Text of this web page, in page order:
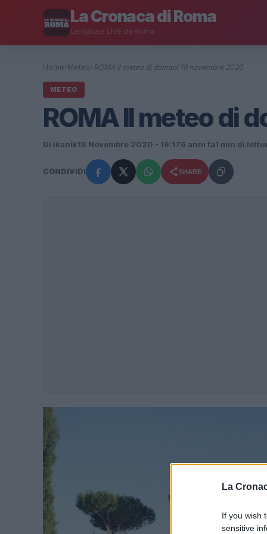
La
If you wish
sensitive
La Cronaca di Roma
Le notizie LIVE da Roma
Home› Meteo› ROMA Il meteo di domani 19 novembre 2020
METEO
ROMA Il meteo di
Di Iksnik18 Novembre 2020 - 19:176 anni fa1 min di
CONDIVIDI SHARE